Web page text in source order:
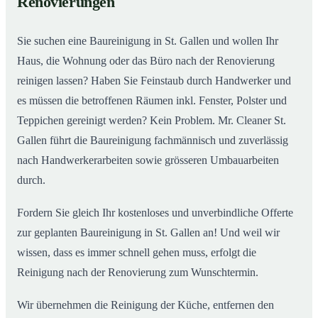
Sie suchen eine Baureinigung in St. Gallen und wollen Ihr
Haus, die Wohnung oder das Büro nach der Renovierung
reinigen lassen? Haben Sie Feinstaub durch Handwerker und
es müssen die betroffenen Räumen inkl. Fenster, Polster und
Teppichen gereinigt werden? Kein Problem. Mr. Cleaner St.
Gallen führt die Baureinigung fachmännisch und zuverlässig
nach Handwerkerarbeiten sowie grösseren Umbauarbeiten
durch.
Fordern Sie gleich Ihr kostenloses und unverbindliche Offerte
zur geplanten Baureinigung in St. Gallen an! Und weil wir
wissen, dass es immer schnell gehen muss, erfolgt die
Reinigung nach der Renovierung zum Wunschtermin.
Wir übernehmen die Reinigung der Küche, entfernen den